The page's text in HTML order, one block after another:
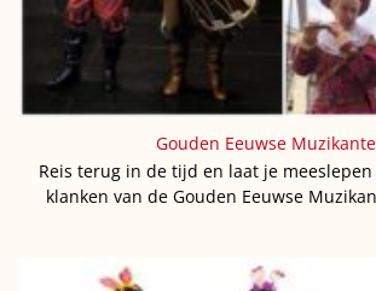
Gouden Eeuwse
Reis terug in de tijd en laat je
klanken van de Gouden Eeuwse